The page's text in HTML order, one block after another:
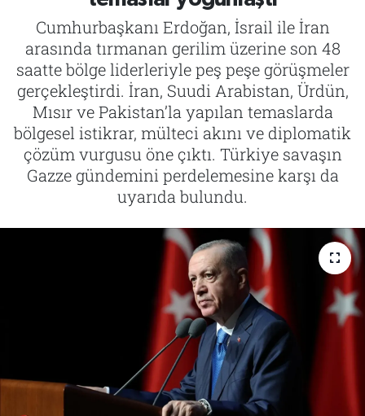
Cumhurbaşkanı Erdoğan, İsrail ile İran
arasında tırmanan gerilim üzerine son 48
saatte bölge liderleriyle peş peşe görüşmeler
gerçekleştirdi. İran, Suudi Arabistan, Ürdün,
Mısır ve Pakistan’la yapılan temaslarda
bölgesel istikrar, mülteci akını ve diplomatik
çözüm vurgusu öne çıktı. Türkiye savaşın
Gazze gündemini perdelemesine karşı da
uyarıda bulundu.
Tarih
İletişim
Künye